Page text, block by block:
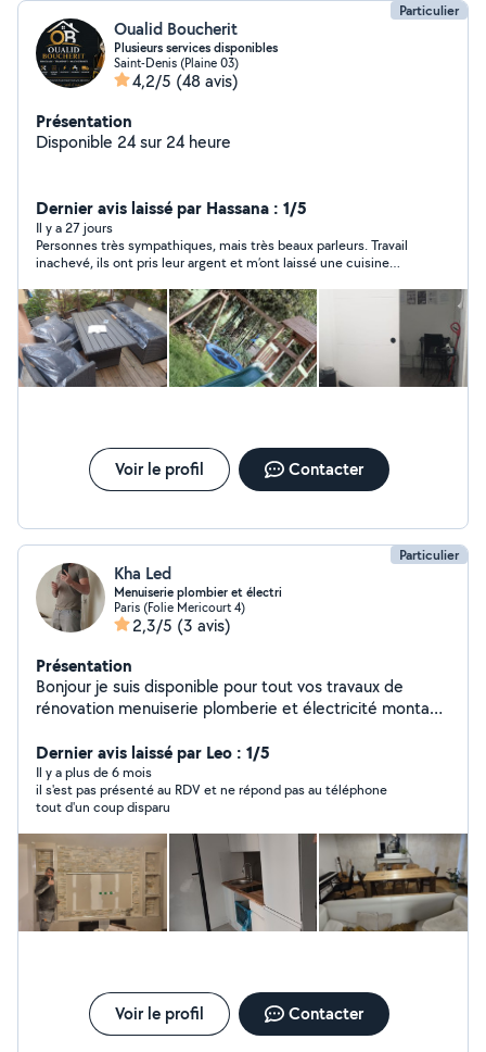
Particulier
Oualid Boucherit
Plusieurs services disponibles
Saint-Denis (Plaine 03)
4,2/5 (48 avis)
Présentation
Disponible 24 sur 24 heure
Dernier avis laissé par Hassana : 1/5
Il y a 27 jours
Personnes très sympathiques, mais très beaux parleurs. Travail
inachevé, ils ont pris leur argent et m’ont laissé une cuisine
posés et des problèmes d’eau chaude qui ont valu d’appeler un
plombier (à mes frais). Depuis 10 jours je les relance ainsi que
mon conjoint et aucun retour de leur part. Je pensais avoir
trouver de bonnes personnes vu leur gentillesse, mais je me
suis faite arnaquer. Je ne vous recommande pas +++
Voir le profil Contacter
Particulier
Kha Led
Menuiserie plombier et électri
Paris (Folie Mericourt 4)
2,3/5 (3 avis)
Présentation
Bonjour je suis disponible pour tout vos travaux de
rénovation menuiserie plomberie et électricité montage
merci
Dernier avis laissé par Leo : 1/5
Il y a plus de 6 mois
il s'est pas présenté au RDV et ne répond pas au téléphone
tout d'un coup disparu
Voir le profil Contacter